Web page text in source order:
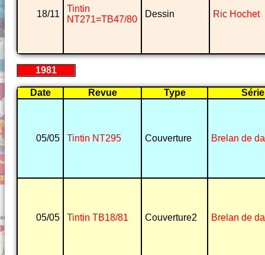
18/11
Tintin
NT271=TB47/80
Dessin Ric Hochet
1981
Date Revue Type Série
05/05 Tintin NT295 Couverture Brelan de
05/05 Tintin TB18/81 Couverture2 Brelan de